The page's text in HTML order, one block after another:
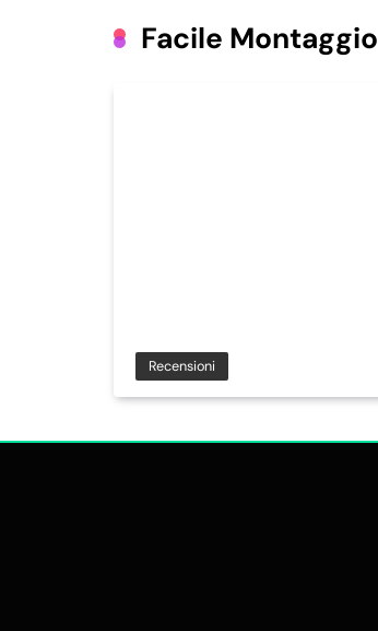
Facile Montaggio
Recensioni